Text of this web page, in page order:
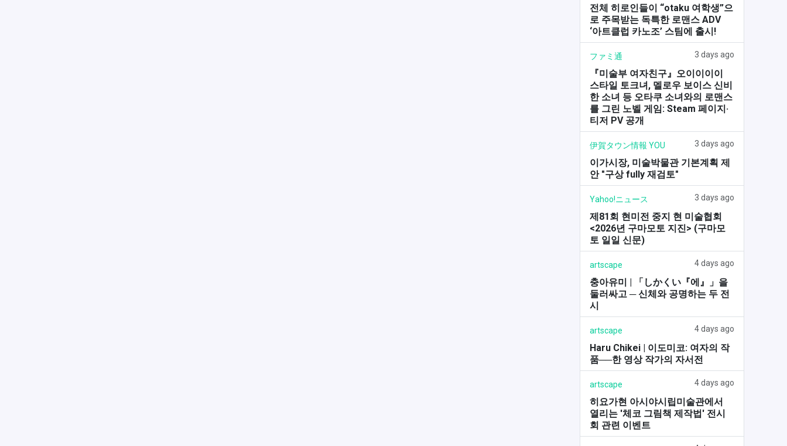
전체 히로인들이 “otaku 여학생”으
로 주목받는 독특한 로맨스 ADV
‘아트클럽 카노조’ 스팀에 출시!
ファミ通 3 days ago
『미술부 여자친구』오이이이이
스타일 토크녀, 멜로우 보이스 신비
한 소녀 등 오타쿠 소녀와의 로맨스
를 그린 노벨 게임: Steam 페이지·
티저 PV 공개
伊賀タウン情報 YOU 3 days ago
이가시장, 미술박물관 기본계획 제
안 "구상 fully 재검토"
Yahoo!ニュース 3 days ago
제81회 현미전 중지 현 미술협회
<2026년 구마모토 지진> (구마모
토 일일 신문)
artscape 4 days ago
충아유미 | 「しかくい『에』」을
둘러싸고 ─ 신체와 공명하는 두 전
시
artscape 4 days ago
Haru Chikei | 이도미코: 여자의 작
품──한 영상 작가의 자서전
artscape 4 days ago
히요가현 아시야시립미술관에서
열리는 '체코 그림책 제작법' 전시
회 관련 이벤트